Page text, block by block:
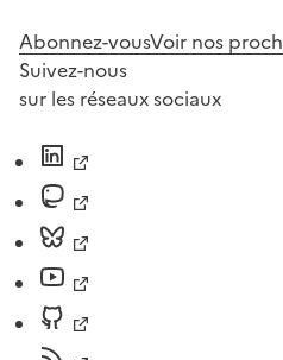
Abonnez-vousVoir nos
Suivez-nous
sur les réseaux sociaux